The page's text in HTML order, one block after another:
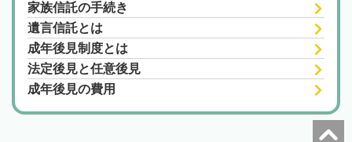
家族信託の手続き
遺言信託とは
成年後見制度とは
法定後見と任意後見
成年後見の費用